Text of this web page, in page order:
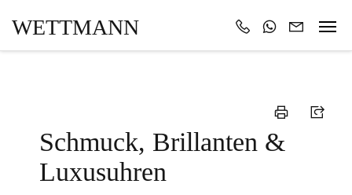
WETTMANN
Schmuck, Brillanten &
Luxusuhren